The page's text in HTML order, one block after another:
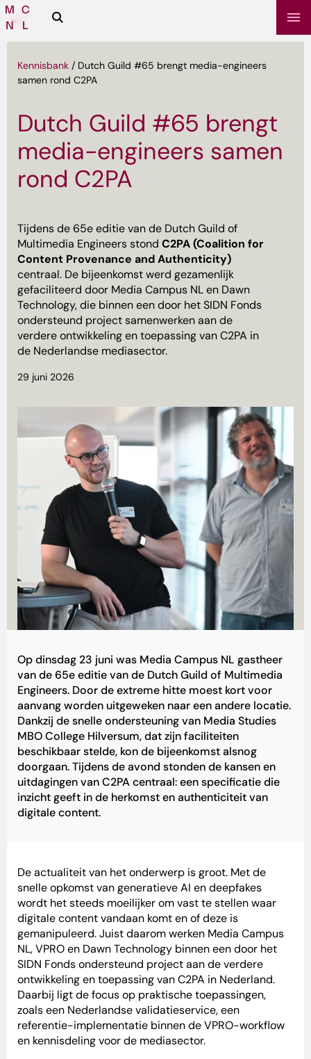
Media
Campus
Zoeken
Kennisbank / Dutch Guild #65 brengt media-engineers
samen rond C2PA
Dutch Guild #65 brengt
media-engineers samen
rond C2PA
Tijdens de 65e editie van de Dutch Guild of
Multimedia Engineers stond C2PA (Coalition for
Content Provenance and Authenticity)
centraal. De bijeenkomst werd gezamenlijk
gefaciliteerd door Media Campus NL en Dawn
Technology, die binnen een door hetSIDN Fonds
ondersteund project samenwerken aan de
verdere ontwikkeling en toepassing van C2PA in
de Nederlandse mediasector.
29 juni 2026
Op dinsdag 23 juni was Media Campus NL gastheer
van de 65e editie van de Dutch Guild of Multimedia
Engineers. Door de extreme hitte moest kort voor
aanvang worden uitgeweken naar een andere locatie.
Dankzij de snelle ondersteuning van Media Studies
MBO College Hilversum, dat zijn faciliteiten
beschikbaar stelde, kon de bijeenkomst alsnog
doorgaan. Tijdens de avond stonden de kansen en
uitdagingen van C2PA centraal: een specificatie die
inzicht geeft in de herkomst en authenticiteit van
digitale content.
De actualiteit van het onderwerp is groot. Met de
snelle opkomst van generatieve AI en deepfakes
wordt het steeds moeilijker om vast te stellen waar
digitale content vandaan komt en of deze is
gemanipuleerd. Juist daarom werken Media Campus
NL, VPRO en Dawn Technology binnen een door het
SIDN Fonds ondersteund project aan de verdere
ontwikkeling en toepassing van C2PA in Nederland.
Daarbij ligt de focus op praktische toepassingen,
zoals een Nederlandse validatieservice, een
referentie-implementatie binnen de VPRO-workflow
en kennisdeling voor de mediasector.